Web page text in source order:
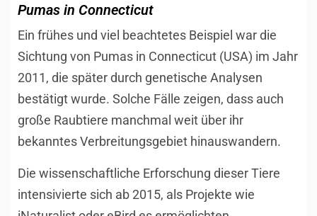
Pumas in Connecticut
Ein frühes und viel beachtetes Beispiel war die
Sichtung von Pumas in Connecticut (USA) im Jahr
2011, die später durch genetische Analysen
bestätigt wurde. Solche Fälle zeigen, dass auch
große Raubtiere manchmal weit über ihr
bekanntes Verbreitungsgebiet hinauswandern.
Die wissenschaftliche Erforschung dieser Tiere
intensivierte sich ab 2015, als Projekte wie